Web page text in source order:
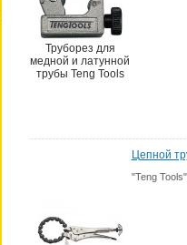
Труборез для
медной и латунной
трубы Teng Tools
Цепной
"Teng